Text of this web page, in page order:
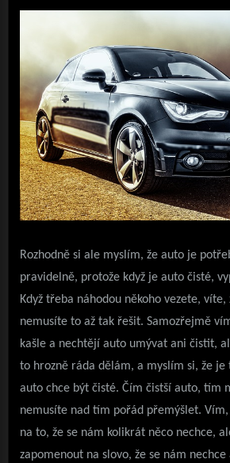
Rozhodně si ale myslím, že auto je
pravidelně, protože když je auto čisté,
Když třeba náhodou někoho vezete,
nemusíte to až tak řešit. Samozřejmě
kašle a nechtějí auto umývat ani čistit,
to hrozně ráda dělám, a myslím si, že
auto chce být čisté. Čím čistší auto, tím
nemusíte nad tím pořád přemýšlet. Vím,
na to, že se nám kolikrát něco nechce,
zapomenout na slovo, že se nám